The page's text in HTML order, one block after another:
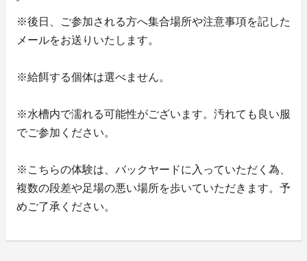
※後日、ご参加される方へ集合場所や注意事項を記した
メールをお送りいたします。
※給餌する個体は選べません。
※水槽内で濡れる可能性がございます。汚れても良い服
でご参加ください。
※こちらの体験は、バックヤードに入っていただく為、
複数の段差や足場の悪い場所を歩いていただきます。予
めご了承ください。